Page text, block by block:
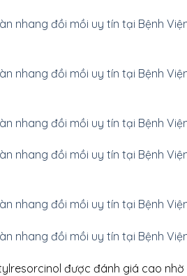
nhang đồi mồi uy tín tại Bệnh
nhang đồi mồi uy tín tại Bệnh
nhang đồi mồi uy tín tại Bệnh
nhang đồi mồi uy tín tại Bệnh
nhang đồi mồi uy tín tại Bệnh
nhang đồi mồi uy tín tại Bệnh
được đánh giá cao